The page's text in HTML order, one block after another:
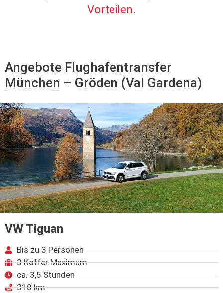
Vorteilen.
Angebote Flughafentransfer
München – Gröden (Val Gardena)
VW Tiguan
Bis zu 3 Personen
3 Koffer Maximum
ca. 3,5 Stunden
310 km